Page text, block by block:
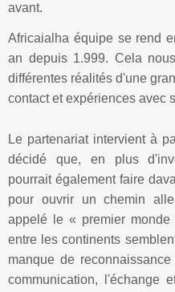
avant.
Africaialha équipe se rend
an depuis 1.999. Cela
différentes réalités d'une
contact et expériences avec
Le partenariat intervient à
décidé que, en plus
pourrait également faire
pour ouvrir un chemin
appelé le « premier
entre les continents
manque de
communication, l'échange